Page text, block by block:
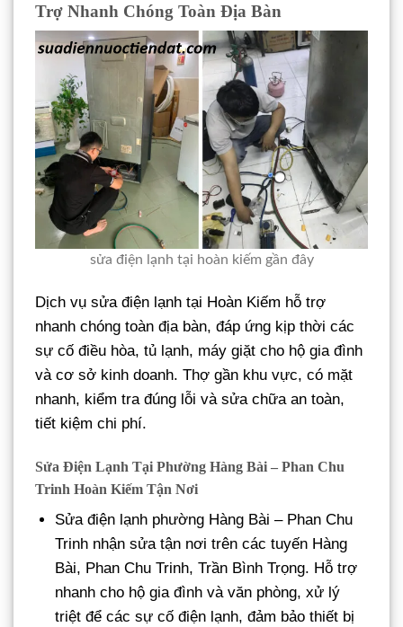
Trợ Nhanh Chóng Toàn Địa Bàn
sửa điện lạnh tại hoàn kiếm gần đây
Dịch vụ sửa điện lạnh tại Hoàn Kiếm hỗ trợ
nhanh chóng toàn địa bàn, đáp ứng kịp thời các
sự cố điều hòa, tủ lạnh, máy giặt cho hộ gia đình
và cơ sở kinh doanh. Thợ gần khu vực, có mặt
nhanh, kiểm tra đúng lỗi và sửa chữa an toàn,
tiết kiệm chi phí.
Sửa Điện Lạnh Tại Phường Hàng Bài – Phan Chu
Trinh Hoàn Kiếm Tận Nơi
Sửa điện lạnh phường Hàng Bài – Phan Chu
Trinh nhận sửa tận nơi trên các tuyến Hàng
Bài, Phan Chu Trinh, Trần Bình Trọng. Hỗ trợ
nhanh cho hộ gia đình và văn phòng, xử lý
triệt để các sự cố điện lạnh, đảm bảo thiết bị